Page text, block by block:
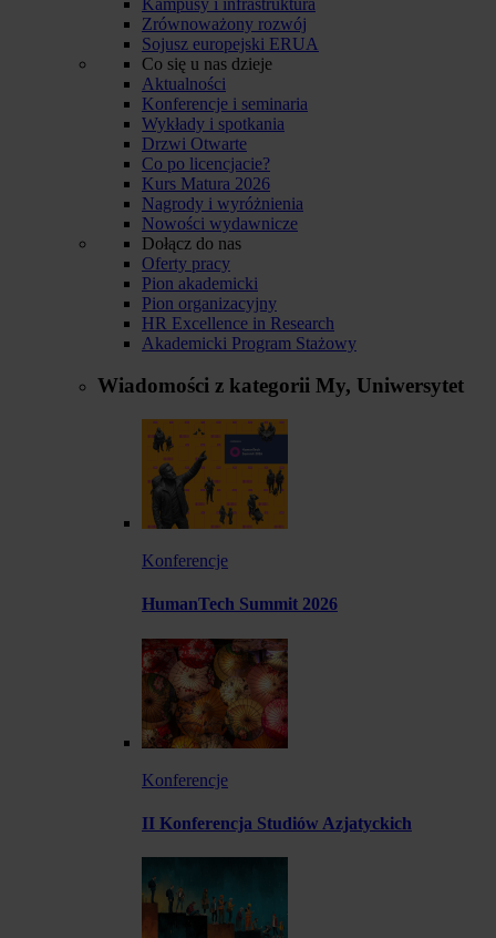
Zrównoważony rozwój
Sojusz europejski ERUA
Co się u nas dzieje
Aktualności
Konferencje i seminaria
Wykłady i spotkania
Drzwi Otwarte
Co po licencjacie?
Kurs Matura 2026
Nagrody i wyróżnienia
Nowości wydawnicze
Dołącz do nas
Oferty pracy
Pion akademicki
Pion organizacyjny
HR Excellence in Research
Akademicki Program Stażowy
Wiadomości z kategorii My, Uniwersytet
Konferencje
HumanTech Summit 2026
Konferencje
II Konferencja Studiów Azjatyckich